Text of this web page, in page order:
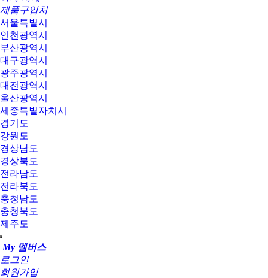
제품구입처
서울특별시
인천광역시
부산광역시
대구광역시
광주광역시
대전광역시
울산광역시
세종특별자치시
경기도
강원도
경상남도
경상북도
전라남도
전라북도
충청남도
충청북도
제주도
My 멤버스
로그인
회원가입